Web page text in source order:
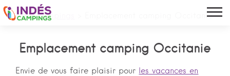
Indés campings Emplacement camping Occitanie
Emplacement camping Occitanie
Envie de vous faire plaisir pour
les vacances en